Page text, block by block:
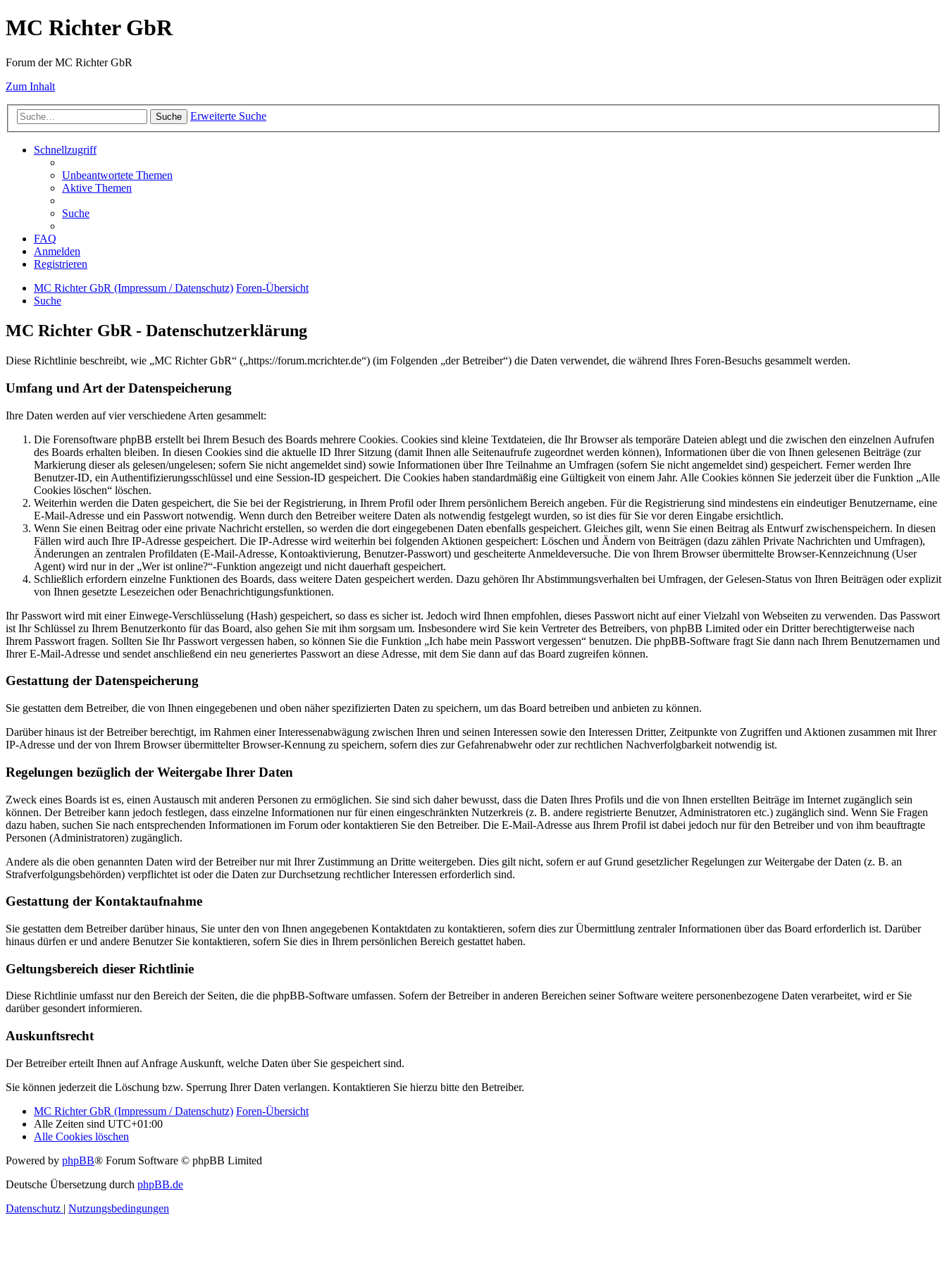
MC Richter GbR
Forum der MC Richter GbR
Zum Inhalt
Suche Erweiterte Suche
Schnellzugriff
Unbeantwortete Themen
Aktive Themen
Suche
FAQ
Anmelden
Registrieren
MC Richter GbR (Impressum / Datenschutz) Foren-Übersicht
Suche
MC Richter GbR - Datenschutzerklärung
Diese Richtlinie beschreibt, wie „MC Richter GbR“ („https://forum.mcrichter.de“) (im Folgenden „der Betreiber“) die Daten verwendet, die während Ihres Foren-Besuchs gesammelt werden.
Umfang und Art der Datenspeicherung
Ihre Daten werden auf vier verschiedene Arten gesammelt:
Die Forensoftware phpBB erstellt bei Ihrem Besuch des Boards mehrere Cookies. Cookies sind kleine Textdateien, die Ihr Browser als temporäre Dateien ablegt und die zwischen den einzelnen Aufrufen
des Boards erhalten bleiben. In diesen Cookies sind die aktuelle ID Ihrer Sitzung (damit Ihnen alle Seitenaufrufe zugeordnet werden können), Informationen über die von Ihnen gelesenen Beiträge (zur
Markierung dieser als gelesen/ungelesen; sofern Sie nicht angemeldet sind) sowie Informationen über Ihre Teilnahme an Umfragen (sofern Sie nicht angemeldet sind) gespeichert. Ferner werden Ihre
Benutzer-ID, ein Authentifizierungsschlüssel und eine Session-ID gespeichert. Die Cookies haben standardmäßig eine Gültigkeit von einem Jahr. Alle Cookies können Sie jederzeit über die Funktion „Alle
Cookies löschen“ löschen.
Weiterhin werden die Daten gespeichert, die Sie bei der Registrierung, in Ihrem Profil oder Ihrem persönlichem Bereich angeben. Für die Registrierung sind mindestens ein eindeutiger Benutzername, eine
E-Mail-Adresse und ein Passwort notwendig. Wenn durch den Betreiber weitere Daten als notwendig festgelegt wurden, so ist dies für Sie vor deren Eingabe ersichtlich.
Wenn Sie einen Beitrag oder eine private Nachricht erstellen, so werden die dort eingegebenen Daten ebenfalls gespeichert. Gleiches gilt, wenn Sie einen Beitrag als Entwurf zwischenspeichern. In diesen
Fällen wird auch Ihre IP-Adresse gespeichert. Die IP-Adresse wird weiterhin bei folgenden Aktionen gespeichert: Löschen und Ändern von Beiträgen (dazu zählen Private Nachrichten und Umfragen),
Änderungen an zentralen Profildaten (E-Mail-Adresse, Kontoaktivierung, Benutzer-Passwort) und gescheiterte Anmeldeversuche. Die von Ihrem Browser übermittelte Browser-Kennzeichnung (User
Agent) wird nur in der „Wer ist online?“-Funktion angezeigt und nicht dauerhaft gespeichert.
Schließlich erfordern einzelne Funktionen des Boards, dass weitere Daten gespeichert werden. Dazu gehören Ihr Abstimmungsverhalten bei Umfragen, der Gelesen-Status von Ihren Beiträgen oder explizit
von Ihnen gesetzte Lesezeichen oder Benachrichtigungsfunktionen.
Ihr Passwort wird mit einer Einwege-Verschlüsselung (Hash) gespeichert, so dass es sicher ist. Jedoch wird Ihnen empfohlen, dieses Passwort nicht auf einer Vielzahl von Webseiten zu verwenden. Das Passwort
ist Ihr Schlüssel zu Ihrem Benutzerkonto für das Board, also gehen Sie mit ihm sorgsam um. Insbesondere wird Sie kein Vertreter des Betreibers, von phpBB Limited oder ein Dritter berechtigterweise nach
Ihrem Passwort fragen. Sollten Sie Ihr Passwort vergessen haben, so können Sie die Funktion „Ich habe mein Passwort vergessen“ benutzen. Die phpBB-Software fragt Sie dann nach Ihrem Benutzernamen und
Ihrer E-Mail-Adresse und sendet anschließend ein neu generiertes Passwort an diese Adresse, mit dem Sie dann auf das Board zugreifen können.
Gestattung der Datenspeicherung
Sie gestatten dem Betreiber, die von Ihnen eingegebenen und oben näher spezifizierten Daten zu speichern, um das Board betreiben und anbieten zu können.
Darüber hinaus ist der Betreiber berechtigt, im Rahmen einer Interessenabwägung zwischen Ihren und seinen Interessen sowie den Interessen Dritter, Zeitpunkte von Zugriffen und Aktionen zusammen mit Ihrer
IP-Adresse und der von Ihrem Browser übermittelter Browser-Kennung zu speichern, sofern dies zur Gefahrenabwehr oder zur rechtlichen Nachverfolgbarkeit notwendig ist.
Regelungen bezüglich der Weitergabe Ihrer Daten
Zweck eines Boards ist es, einen Austausch mit anderen Personen zu ermöglichen. Sie sind sich daher bewusst, dass die Daten Ihres Profils und die von Ihnen erstellten Beiträge im Internet zugänglich sein
können. Der Betreiber kann jedoch festlegen, dass einzelne Informationen nur für einen eingeschränkten Nutzerkreis (z. B. andere registrierte Benutzer, Administratoren etc.) zugänglich sind. Wenn Sie Fragen
dazu haben, suchen Sie nach entsprechenden Informationen im Forum oder kontaktieren Sie den Betreiber. Die E-Mail-Adresse aus Ihrem Profil ist dabei jedoch nur für den Betreiber und von ihm beauftragte
Personen (Administratoren) zugänglich.
Andere als die oben genannten Daten wird der Betreiber nur mit Ihrer Zustimmung an Dritte weitergeben. Dies gilt nicht, sofern er auf Grund gesetzlicher Regelungen zur Weitergabe der Daten (z. B. an
Strafverfolgungsbehörden) verpflichtet ist oder die Daten zur Durchsetzung rechtlicher Interessen erforderlich sind.
Gestattung der Kontaktaufnahme
Sie gestatten dem Betreiber darüber hinaus, Sie unter den von Ihnen angegebenen Kontaktdaten zu kontaktieren, sofern dies zur Übermittlung zentraler Informationen über das Board erforderlich ist. Darüber
hinaus dürfen er und andere Benutzer Sie kontaktieren, sofern Sie dies in Ihrem persönlichen Bereich gestattet haben.
Geltungsbereich dieser Richtlinie
Diese Richtlinie umfasst nur den Bereich der Seiten, die die phpBB-Software umfassen. Sofern der Betreiber in anderen Bereichen seiner Software weitere personenbezogene Daten verarbeitet, wird er Sie
darüber gesondert informieren.
Auskunftsrecht
Der Betreiber erteilt Ihnen auf Anfrage Auskunft, welche Daten über Sie gespeichert sind.
Sie können jederzeit die Löschung bzw. Sperrung Ihrer Daten verlangen. Kontaktieren Sie hierzu bitte den Betreiber.
MC Richter GbR (Impressum / Datenschutz) Foren-Übersicht
Alle Zeiten sind UTC+01:00
Alle Cookies löschen
Powered by phpBB® Forum Software © phpBB Limited
Deutsche Übersetzung durch phpBB.de
Datenschutz | Nutzungsbedingungen